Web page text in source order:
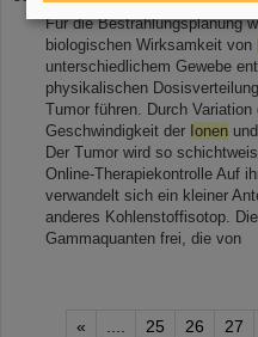
Für die Bestrahlungsplanung
biologischen Wirksamkeit von
unterschiedlichem Gewebe
physikalischen
Tumor führen. Durch
Geschwindigkeit der Ionen
Der Tumor wird so
Online-Therapiekontrolle Auf
verwandelt sich ein kleiner
anderes Kohlenstoffisotop.
Gammaquanten frei, die von
« 25 26 27